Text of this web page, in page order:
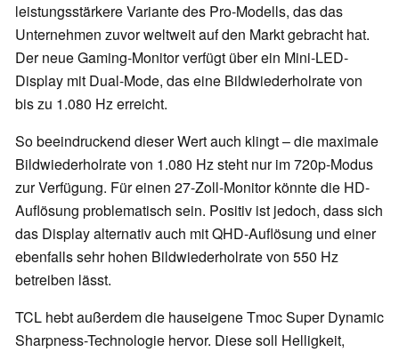
leistungsstärkere Variante des Pro-Modells, das das
Unternehmen zuvor weltweit auf den Markt gebracht hat.
Der neue Gaming-Monitor verfügt über ein Mini-LED-
Display mit Dual-Mode, das eine Bildwiederholrate von
bis zu 1.080 Hz erreicht.
So beeindruckend dieser Wert auch klingt – die maximale
Bildwiederholrate von 1.080 Hz steht nur im 720p-Modus
zur Verfügung. Für einen 27-Zoll-Monitor könnte die HD-
Auflösung problematisch sein. Positiv ist jedoch, dass sich
das Display alternativ auch mit QHD-Auflösung und einer
ebenfalls sehr hohen Bildwiederholrate von 550 Hz
betreiben lässt.
TCL hebt außerdem die hauseigene Tmoc Super Dynamic
Sharpness-Technologie hervor. Diese soll Helligkeit,